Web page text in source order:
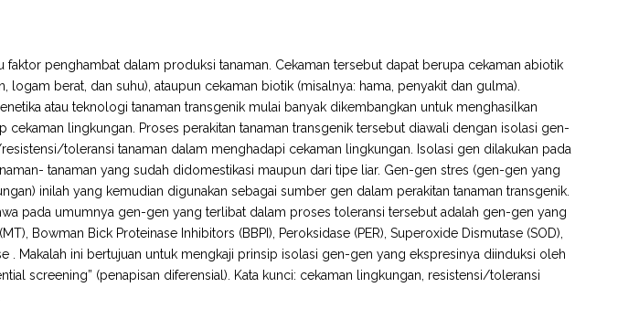
faktor penghambat dalam produksi tanaman. Cekaman tersebut dapat berupa cekaman abiotik
logam berat, dan suhu), ataupun cekaman biotik (misalnya: hama, penyakit dan gulma).
atau teknologi tanaman transgenik mulai banyak dikembangkan untuk menghasilkan
cekaman lingkungan. Proses perakitan tanaman transgenik tersebut diawali dengan isolasi gen-
toleransi tanaman dalam menghadapi cekaman lingkungan. Isolasi gen dilakukan pada
tanaman yang sudah didomestikasi maupun dari tipe liar. Gen-gen stres (gen-gen yang
inilah yang kemudian digunakan sebagai sumber gen dalam perakitan tanaman transgenik.
pada umumnya gen-gen yang terlibat dalam proses toleransi tersebut adalah gen-gen yang
Bowman Bick Proteinase Inhibitors (BBPI), Peroksidase (PER), Superoxide Dismutase (SOD),
. Makalah ini bertujuan untuk mengkaji prinsip isolasi gen-gen yang ekspresinya diinduksi oleh
screening” (penapisan diferensial). Kata kunci: cekaman lingkungan, resistensi/toleransi